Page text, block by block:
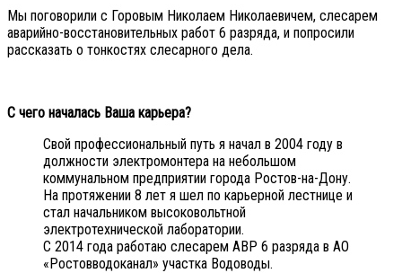
Мы поговорили с Горовым Николаем Николаевичем, слесарем
аварийно-восстановительных работ 6 разряда, и попросили
рассказать о тонкостях слесарного дела.
С чего началась Ваша карьера?
Свой профессиональный путь я начал в 2004 году в
должности электромонтера на небольшом
коммунальном предприятии города Ростов-на-Дону.
На протяжении 8 лет я шел по карьерной лестнице и
стал начальником высоковольтной
электротехнической лаборатории.
С 2014 года работаю слесарем АВР 6 разряда в АО
«Ростовводоканал» участка Водоводы.